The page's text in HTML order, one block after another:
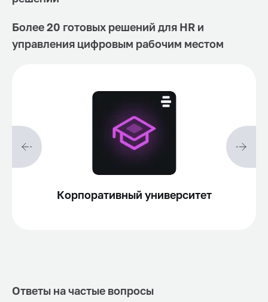
Более 20 готовых решений для HR и
управления цифровым рабочим местом
Корпоративный университет
Ответы на частые вопросы